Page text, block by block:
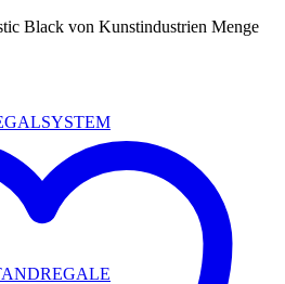
Black von Kunstindustrien Menge